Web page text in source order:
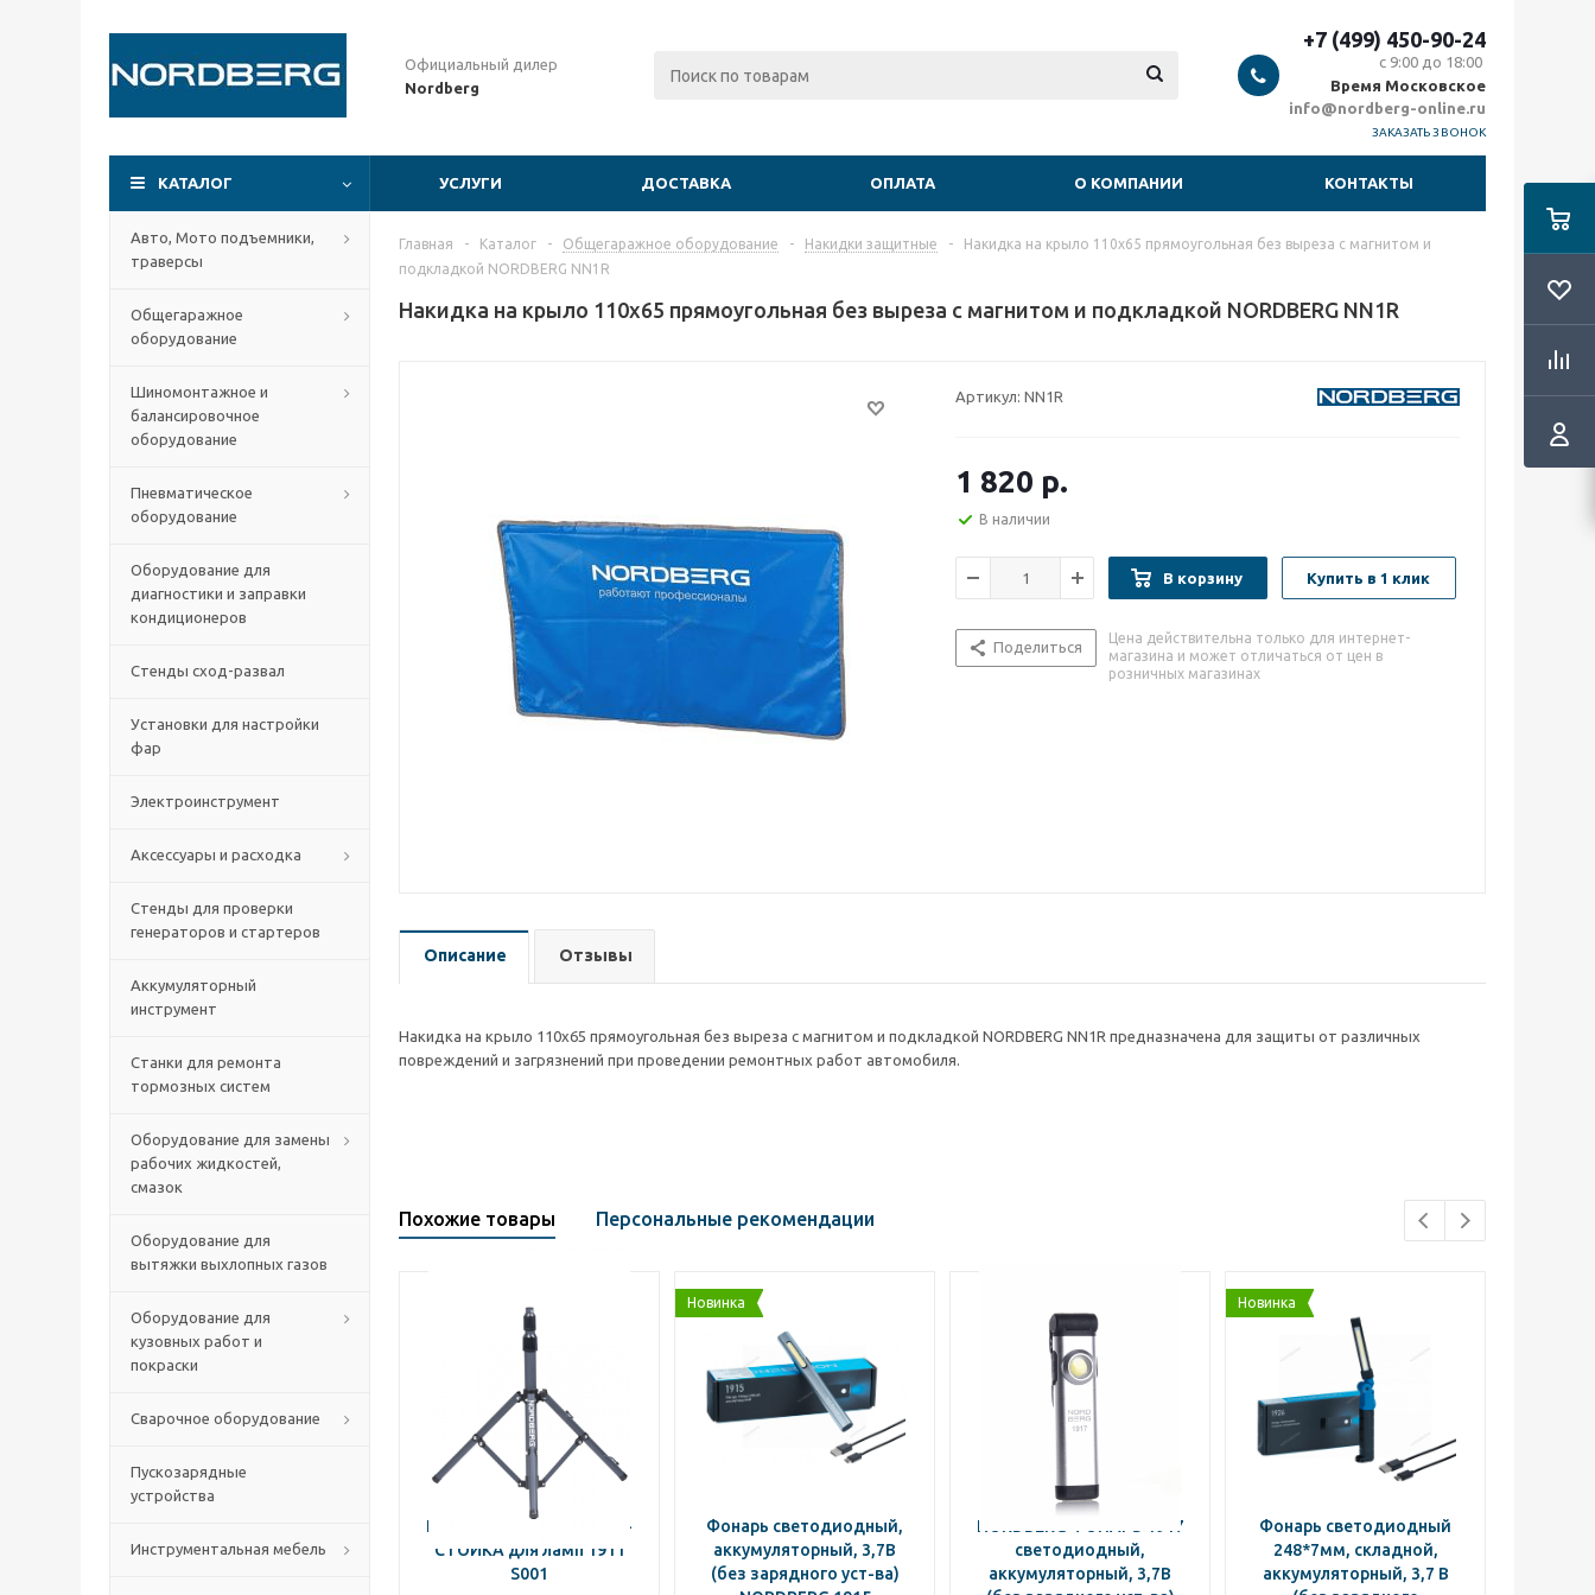
Официальный дилер
Nordberg
+7 (499) 450-90-24
с 9:00 до 18:00
Время Московское
info@nordberg-online.ru
ЗАКАЗАТЬ ЗВОНОК
КАТАЛОГ УСЛУГИ ДОСТАВКА ОПЛАТА О КОМПАНИИ КОНТАКТЫ
Авто, Мото подъемники,
траверсы
Общегаражное
оборудование
Шиномонтажное и
балансировочное
оборудование
Пневматическое
оборудование
Оборудование для
диагностики и заправки
кондиционеров
Стенды сход-развал
Установки для настройки
фар
Электроинструмент
Аксессуары и расходка
Стенды для проверки
генераторов и стартеров
Аккумуляторный
инструмент
Станки для ремонта
тормозных систем
Оборудование для замены
рабочих жидкостей,
смазок
Оборудование для
вытяжки выхлопных газов
Оборудование для
кузовных работ и
покраски
Сварочное оборудование
Пускозарядные
устройства
Инструментальная мебель
Главная - Каталог - Общегаражное оборудование - Накидки защитные -
Накидка на крыло 110х65 прямоугольная без выреза с магнитом и
подкладкой NORDBERG NN1R
Накидка на крыло 110х65 прямоугольная без выреза с магнитом и подкладкой NORDBERG NN1R
Артикул: NN1R
1 820 р.
В наличии
В корзину Купить в 1 клик
Поделиться
Цена действительна только для интернет-
магазина и может отличаться от цен в
розничных магазинах
Описание Отзывы
Накидка на крыло 110х65 прямоугольная без выреза с магнитом и подкладкой NORDBERG NN1R предназначена для защиты от различных
повреждений и загрязнений при проведении ремонтных работ автомобиля.
Похожие товары Персональные рекомендации
NORDBERG ДЕРЖАТЕЛЬ-
СТОЙКА для ламп 1911
S001
Новинка
Фонарь светодиодный,
аккумуляторный, 3,7В
(без зарядного уст-ва)
NORDBERG ФОНАРЬ 1917
светодиодный,
аккумуляторный, 3,7В
Новинка
Фонарь светодиодный
248*7мм, складной,
аккумуляторный, 3,7 В